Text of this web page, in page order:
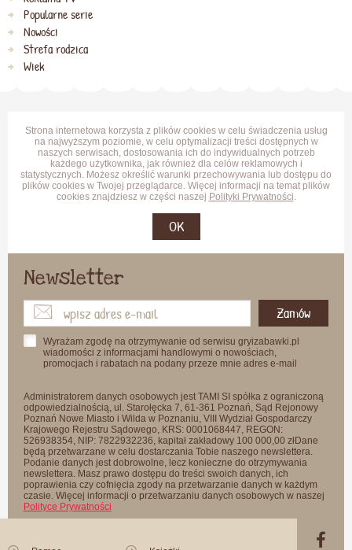
Popularne serie
Nowości
Strefa rodzica
Wiek
Strona internetowa korzysta z plików cookies w celu świadczenia usług
na najwyższym poziomie, w celu optymalizacji treści dostępnych w
naszych serwisach, dostosowania ich do indywidualnych potrzeb
każdego użytkownika, jak również dla celów reklamowych i
statystycznych. Możesz określić warunki przechowywania lub dostępu do
plików cookies w Twojej przeglądarce. Więcej informacji na temat plików
cookies znajdziesz w części naszej Polityki Prywatności.
OK
Newsletter
Zamów
Wyrażam zgodę na otrzymywanie od serwisu gryizabawki.pl
wiadomości z informacjami handlowymi o nowościach,
promocjach i rabatach na podany przeze mnie adres e-mail
Administratorem danych osobowych jest TAMI SI spółka z ograniczoną
odpowiedzialnością, ul. Starołęcka 7, 61-361 Poznań, Sąd Rejonowy
Poznań Nowe Miasto i Wilda w Poznaniu, VIII Wydział Gospodarczy
Krajowego Rejestru Sądowego, KRS: 0001068447, REGON:
526938354, NIP: 7822932236, kapitał zakładowy 100 000,00 złDane
będą przetwarzane w celu dostarczania Tobie naszego newslettera.
Podanie danych jest dobrowolne, lecz konieczne do otrzymywania
newslettera. Masz prawo dostępu do treści swoich danych, ich
poprawienia czy cofnięcia zgody na przetwarzanie danych w każdym
czasie. Więcej informacji o przetwarzaniu danych osobowych w naszej
Polityce Prywatności